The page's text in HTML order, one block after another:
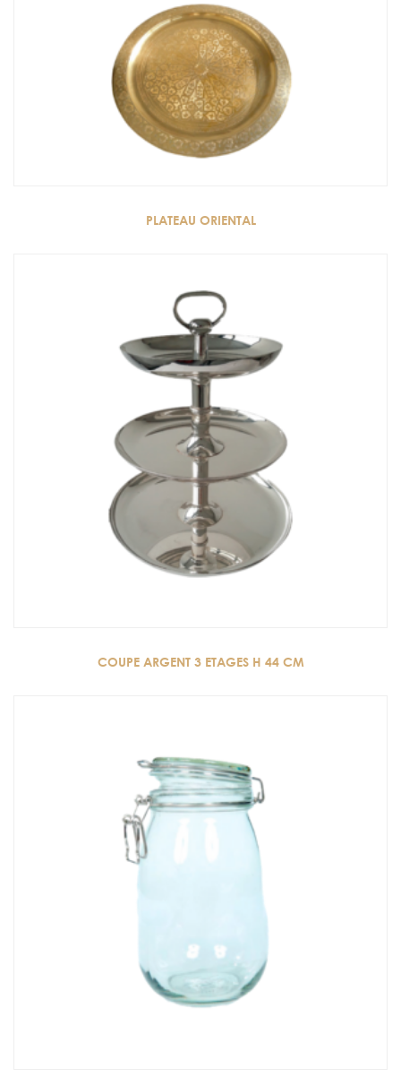
PLATEAU ORIENTAL
COUPE ARGENT 3 ETAGES H 44 CM